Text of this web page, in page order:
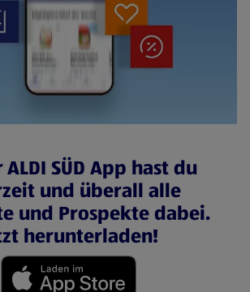
SÜD App hast du
und überall alle
und Prospekte dabei.
herunterladen!